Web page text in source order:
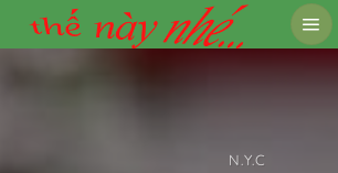
Skip
to
N.Y.C